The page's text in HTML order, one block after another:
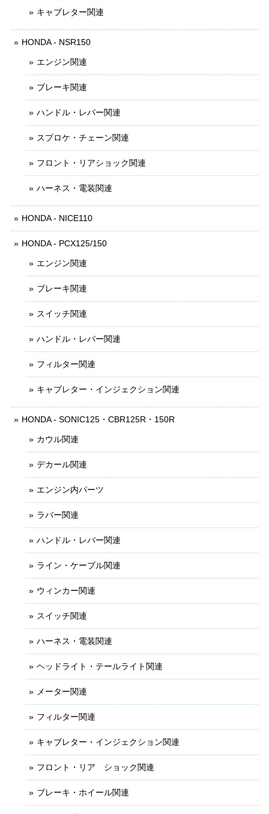
キャブレター関連
HONDA - NSR150
エンジン関連
ブレーキ関連
ハンドル・レバー関連
スプロケ・チェーン関連
フロント・リアショック関連
ハーネス・電装関連
HONDA - NICE110
HONDA - PCX125/150
エンジン関連
ブレーキ関連
スイッチ関連
ハンドル・レバー関連
フィルター関連
キャブレター・インジェクション関連
HONDA - SONIC125・CBR125R・150R
カウル関連
デカール関連
エンジン内パーツ
ラバー関連
ハンドル・レバー関連
ライン・ケーブル関連
ウィンカー関連
スイッチ関連
ハーネス・電装関連
ヘッドライト・テールライト関連
メーター関連
フィルター関連
キャブレター・インジェクション関連
フロント・リア ショック関連
ブレーキ・ホイール関連